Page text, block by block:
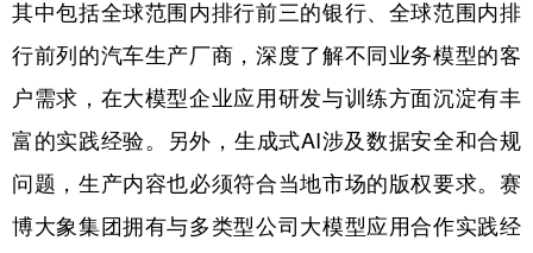
其中包括全球范围内排行前三的银行、全球范围内排
行前列的汽车生产厂商，深度了解不同业务模型的客
户需求，在大模型企业应用研发与训练方面沉淀有丰
富的实践经验。另外，生成式AI涉及数据安全和合规
问题，生产内容也必须符合当地市场的版权要求。赛
博大象集团拥有与多类型公司大模型应用合作实践经